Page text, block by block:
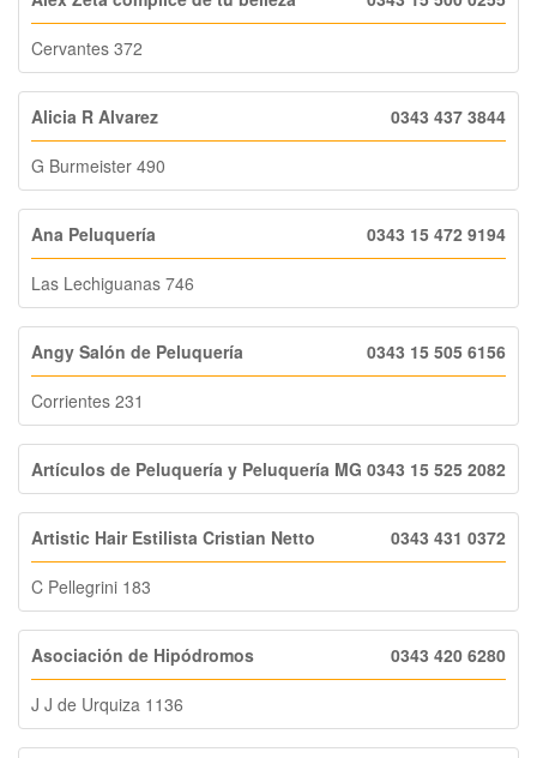
Cervantes 372
Alicia R Alvarez 0343 437 3844
G Burmeister 490
Ana Peluquería 0343 15 472 9194
Las Lechiguanas 746
Angy Salón de Peluquería 0343 15 505 6156
Corrientes 231
Artículos de Peluquería y Peluquería MG 0343 15 525 2082
Artistic Hair Estilista Cristian Netto 0343 431 0372
C Pellegrini 183
Asociación de Hipódromos 0343 420 6280
J J de Urquiza 1136